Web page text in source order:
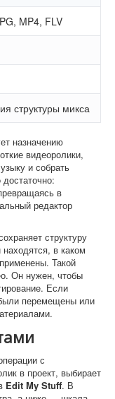
MP4, FLV
структуры микса
назначению
видеоролики,
и собрать
в
редактор
структуру
в каком
Такой
Он нужен, чтобы
Если
перемещены или
с
в проект, выбирает
Edit My Stuff. В